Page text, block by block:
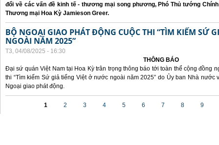
đổi về các vấn đề kinh tế - thương mại song phương, Phó Thủ tướng
Thương mại Hoa Kỳ Jamieson Greer.
BỘ NGOẠI GIAO PHÁT ĐỘNG CUỘC THI “TÌM KIẾM SỨ
NGOÀI NĂM 2025”
T3, 04/08/2025 - 16:30
THÔNG BÁO
Đại sứ quán Việt Nam tại Hoa Kỳ trân trọng thông báo tới toàn thể cộng đồng
thi “Tìm kiếm Sứ giả tiếng Việt ở nước ngoài năm 2025” do Ủy ban Nhà
Ngoại giao phát động.
1 2 3 4 5 6 7 8 9